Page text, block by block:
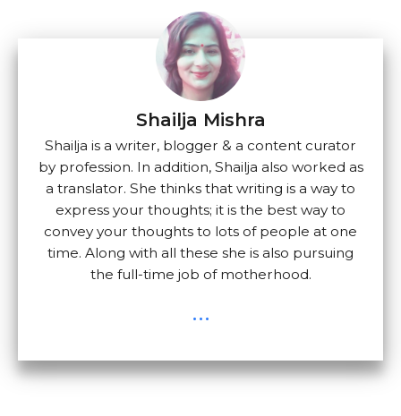
Shailja Mishra
Shailja is a writer, blogger & a content curator
by profession. In addition, Shailja also worked as
a translator. She thinks that writing is a way to
express your thoughts; it is the best way to
convey your thoughts to lots of people at one
time. Along with all these she is also pursuing
the full-time job of motherhood.
...